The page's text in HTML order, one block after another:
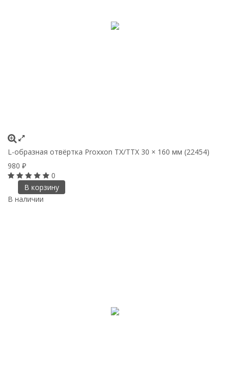
L-образная отвёртка Proxxon TX/TTX 30 × 160 мм (22454)
980 ₽
0
В корзину
В наличии